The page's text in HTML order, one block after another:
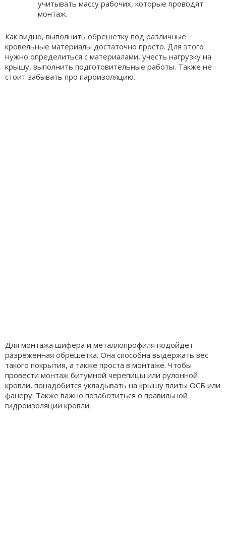
учитывать массу рабочих, которые проводят
монтаж.
Как видно, выполнить обрешетку под различные
кровельные материалы достаточно просто. Для этого
нужно определиться с материалами, учесть нагрузку на
крышу, выполнить подготовительные работы. Также не
стоит забывать про пароизоляцию.
Для монтажа шифера и металлопрофиля подойдет
разреженная обрешетка. Она способна выдержать вес
такого покрытия, а также проста в монтаже. Чтобы
провести монтаж битумной черепицы или рулонной
кровли, понадобится укладывать на крышу плиты ОСБ или
фанеру. Также важно позаботиться о правильной
гидроизоляции кровли.